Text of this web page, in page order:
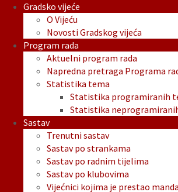
Gradsko vijeće
O Vijeću
Novosti Gradskog vijeća
Program rada
Aktuelni program rada
Napredna pretraga Programa
Statistika tema
Statistika programiranih
Statistika
Sastav
Trenutni sastav
Sastav po strankama
Sastav po radnim tijelima
Sastav po klubovima
Vijećnici kojima je prestao